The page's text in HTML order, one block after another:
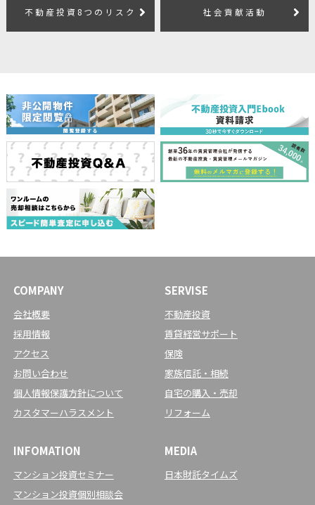
不動産投資8つのリスク 社会貢献活動
COMPANY
会社概要
採用情報
アクセス
お問い合わせ
個人情報保護方針について
カスタマーハラスメント
SERVISE
不動産投資
賃貸経営サポート
保険
家族信託・相続
自宅の購入・売却
リフォーム
INFOMATION
マンション投資セミナー
マンション投資個別相談会
MEDIA
日本財託タイムズ